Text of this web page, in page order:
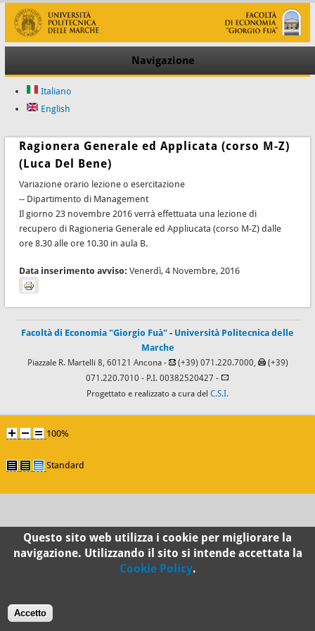
Navigazione
Italiano
English
Ragionera Generale ed Applicata (corso M-Z)
(Luca Del Bene)
Variazione orario lezione o esercitazione
-- Dipartimento di Management
Il giorno 23 novembre 2016 verrà effettuata una lezione di
recupero di Ragioneria Generale ed Appliucata (corso M-Z) dalle
ore 8.30 alle ore 10.30 in aula B.
Data inserimento avviso: Venerdì, 4 Novembre, 2016
Facoltà di Economia "Giorgio Fuà" - Università Politecnica delle
Marche
Piazzale R. Martelli 8, 60121 Ancona - (+39) 071.220.7000,
(+39)
071.220.7010 - P.I. 00382520427 -
Progettato e realizzato a cura del C.S.I.
100%
Standard
Questo sito web utilizza i cookie per migliorare la
navigazione. Utilizzando il sito si intende accettata la
Cookie Policy.
Accetto